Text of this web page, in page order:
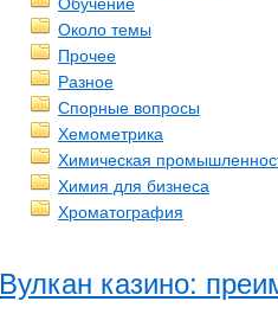
Около темы
Прочее
Разное
Спорные вопросы
Хемометрика
Химическая
Химия для бизнеса
Хроматография
Вулкан казино: